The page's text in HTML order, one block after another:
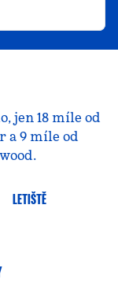
jen 18 míle od
a 9 míle od
LETIŠTĚ